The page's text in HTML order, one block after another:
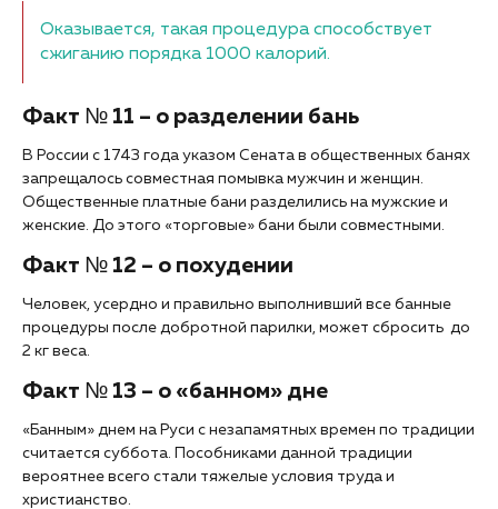
Оказывается, такая процедура способствует
сжиганию порядка 1000 калорий.
Факт № 11 – о разделении бань
В России с 1743 года указом Сената в общественных банях
запрещалось совместная помывка мужчин и женщин.
Общественные платные бани разделились на мужские и
женские. До этого «торговые» бани были совместными.
Факт № 12 – о похудении
Человек, усердно и правильно выполнивший все банные
процедуры после добротной парилки, может сбросить до
2 кг веса.
Факт № 13 – о «банном» дне
«Банным» днем на Руси с незапамятных времен по традиции
считается суббота. Пособниками данной традиции
вероятнее всего стали тяжелые условия труда и
христианство.